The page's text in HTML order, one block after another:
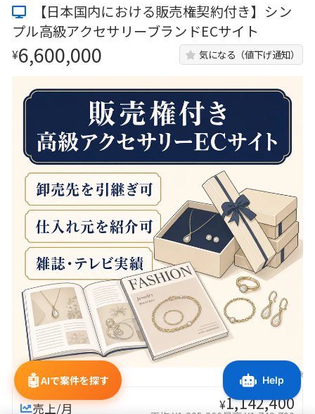
※AI生成画像
【日本国内における販売権契約付き】シン
プル高級アクセサリーブランドECサイト
¥6,600,000 気になる（値下げ通知）
売上/月 ¥1,142,400
🤖AIで案件を探す